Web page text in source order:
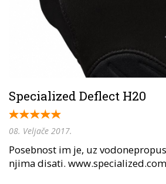
Specialized Deflect H20
08. Veljače 2017.
Posebnost im je, uz
njima disati. www.specialized.com